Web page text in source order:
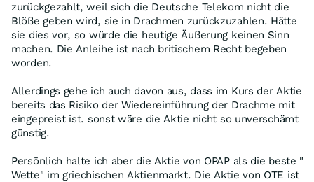
zurückgezahlt, weil sich die Deutsche Telekom nicht die
Blöße geben wird, sie in Drachmen zurückzuzahlen. Hätte
sie dies vor, so würde die heutige Äußerung keinen Sinn
machen. Die Anleihe ist nach britischem Recht begeben
worden.
Allerdings gehe ich auch davon aus, dass im Kurs der Aktie
bereits das Risiko der Wiedereinführung der Drachme mit
eingepreist ist. sonst wäre die Aktie nicht so unverschämt
günstig.
Persönlich halte ich aber die Aktie von OPAP als die beste "
Wette" im griechischen Aktienmarkt. Die Aktie von OTE ist